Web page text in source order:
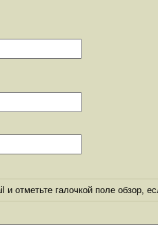
отметьте галочкой поле обзор,